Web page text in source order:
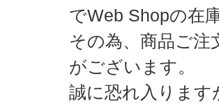
でWeb Shopの在
その為、商品ご
がございます。
誠に恐れ入ります